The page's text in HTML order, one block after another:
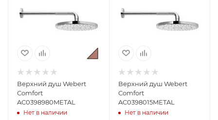
Верхний душ Webert
Comfort
AC0398980METAL
Нет в наличии
Верхний душ Webert
Comfort
AC0398015METAL
Нет в наличии